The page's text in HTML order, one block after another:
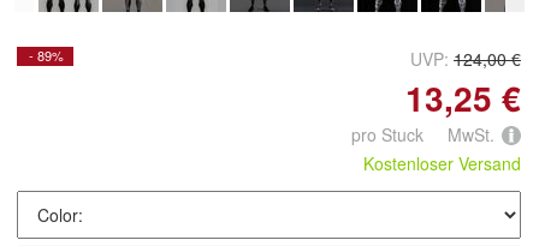
- 89% UVP: 124,00 €
13,25 €
pro Stuck MwSt.
Kostenloser Versand